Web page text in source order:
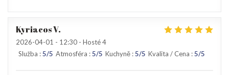
KyriacosV
2026-04-01 - 12:30 - Hosté 4
Služba :5/5 Atmosféra :5/5 Kuchyně :5/5 Kvalita / Cena :5/5